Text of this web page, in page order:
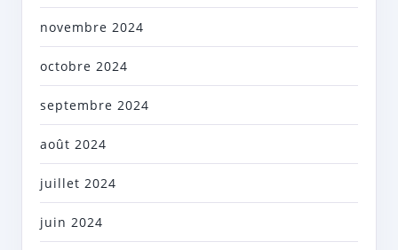
novembre 2024
octobre 2024
septembre 2024
août 2024
juillet 2024
juin 2024